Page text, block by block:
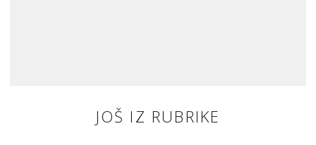
JOŠ IZ RUBRIKE